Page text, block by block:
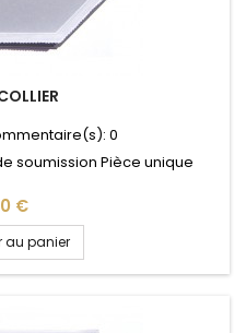
0
soumission Pièce unique
€
au panier